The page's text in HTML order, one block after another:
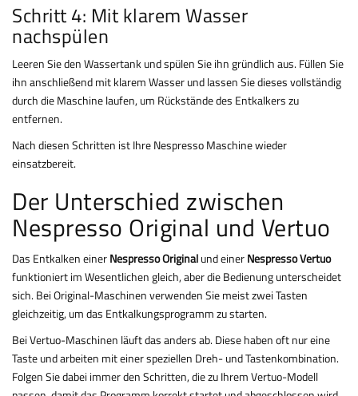
Schritt 4: Mit klarem Wasser
nachspülen
Leeren Sie den Wassertank und spülen Sie ihn gründlich aus. Füllen Sie
ihn anschließend mit klarem Wasser und lassen Sie dieses vollständig
durch die Maschine laufen, um Rückstände des Entkalkers zu
entfernen.
Nach diesen Schritten ist Ihre Nespresso Maschine wieder
einsatzbereit.
Der Unterschied zwischen
Nespresso Original und Vertuo
Das Entkalken einerNespresso Originalund einerNespresso Vertuo
funktioniert im Wesentlichen gleich, aber die Bedienung unterscheidet
sich. Bei Original-Maschinen verwenden Sie meist zwei Tasten
gleichzeitig, um das Entkalkungsprogramm zu starten.
Bei Vertuo-Maschinen läuft das anders ab. Diese haben oft nur eine
Taste und arbeiten mit einer speziellen Dreh- und Tastenkombination.
Folgen Sie dabei immer den Schritten, die zu Ihrem Vertuo-Modell